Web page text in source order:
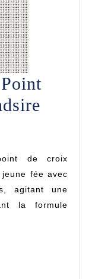
Point
De
Croix
de croix
fée avec
agitant une
la formule